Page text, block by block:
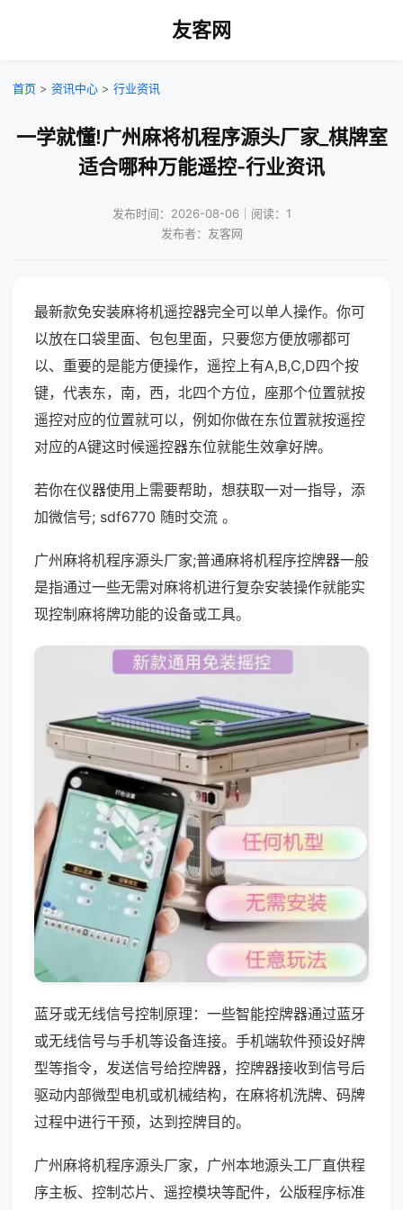
友客网
首页 > 资讯中心 > 行业资讯
一学就懂!广州麻将机程序源头厂家_棋牌室
适合哪种万能遥控-行业资讯
发布时间：2026-08-06｜阅读：1
发布者：友客网
最新款免安装麻将机遥控器完全可以单人操作。你可
以放在口袋里面、包包里面，只要您方便放哪都可
以、重要的是能方便操作，遥控上有A,B,C,D四个按
键，代表东，南，西，北四个方位，座那个位置就按
遥控对应的位置就可以，例如你做在东位置就按遥控
对应的A键这时候遥控器东位就能生效拿好牌。
若你在仪器使用上需要帮助，想获取一对一指导，添
加微信号; sdf6770 随时交流 。
广州麻将机程序源头厂家;普通麻将机程序控牌器一般
是指通过一些无需对麻将机进行复杂安装操作就能实
现控制麻将牌功能的设备或工具。
蓝牙或无线信号控制原理：一些智能控牌器通过蓝牙
或无线信号与手机等设备连接。手机端软件预设好牌
型等指令，发送信号给控牌器，控牌器接收到信号后
驱动内部微型电机或机械结构，在麻将机洗牌、码牌
过程中进行干预，达到控牌目的。
广州麻将机程序源头厂家，广州本地源头工厂直供程
序主板、控制芯片、遥控模块等配件，公版程序标准